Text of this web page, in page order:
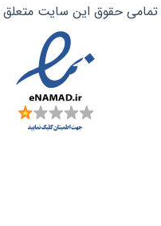
تمامی حقوق این سایت متعلق